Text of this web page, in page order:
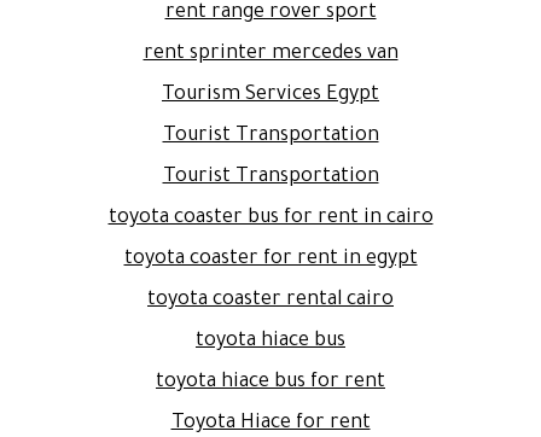
rent range rover sport
rent sprinter mercedes van
Tourism Services Egypt
Tourist Transportation
Tourist Transportation
toyota coaster bus for rent in cairo
toyota coaster for rent in egypt
toyota coaster rental cairo
toyota hiace bus
toyota hiace bus for rent
Toyota Hiace for rent